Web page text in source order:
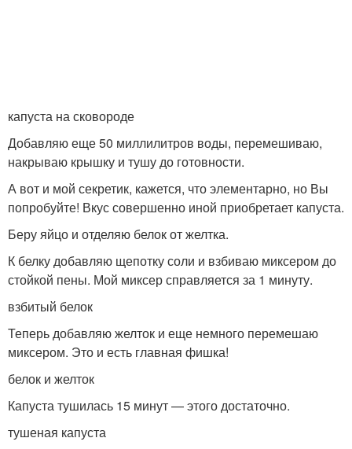
капуста на сковороде
Добавляю еще 50 миллилитров воды, перемешиваю,
накрываю крышку и тушу до готовности.
А вот и мой секретик, кажется, что элементарно, но Вы
попробуйте! Вкус совершенно иной приобретает капуста.
Беру яйцо и отделяю белок от желтка.
К белку добавляю щепотку соли и взбиваю миксером до
стойкой пены. Мой миксер справляется за 1 минуту.
взбитый белок
Теперь добавляю желток и еще немного перемешаю
миксером. Это и есть главная фишка!
белок и желток
Капуста тушилась 15 минут — этого достаточно.
тушеная капуста